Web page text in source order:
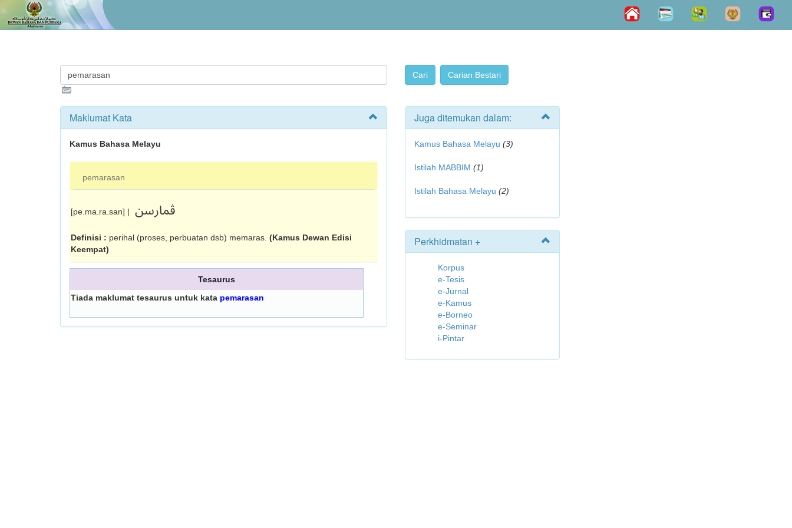
Maklumat Kata
Kamus Bahasa Melayu
pemarasan
[pe.ma.ra.san] | ڤمارسن
Definisi : perihal (proses, perbuatan dsb) memaras. (Kamus Dewan Edisi
Keempat)
Tesaurus
Tiada maklumat tesaurus untuk kata pemarasan
Juga ditemukan dalam:
Kamus Bahasa Melayu (3)
Istilah MABBIM (1)
Istilah Bahasa Melayu (2)
Perkhidmatan +
Korpus
e-Tesis
e-Jurnal
e-Kamus
e-Borneo
e-Seminar
i-Pintar